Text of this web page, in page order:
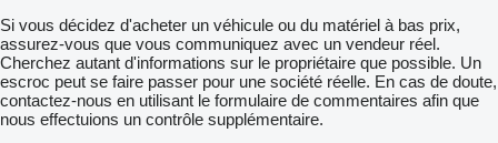
Si vous décidez d'acheter un véhicule ou du matériel à bas prix,
assurez-vous que vous communiquez avec un vendeur réel.
Cherchez autant d'informations sur le propriétaire que possible. Un
escroc peut se faire passer pour une société réelle. En cas de doute,
contactez-nous en utilisant le formulaire de commentaires afin que
nous effectuions un contrôle supplémentaire.